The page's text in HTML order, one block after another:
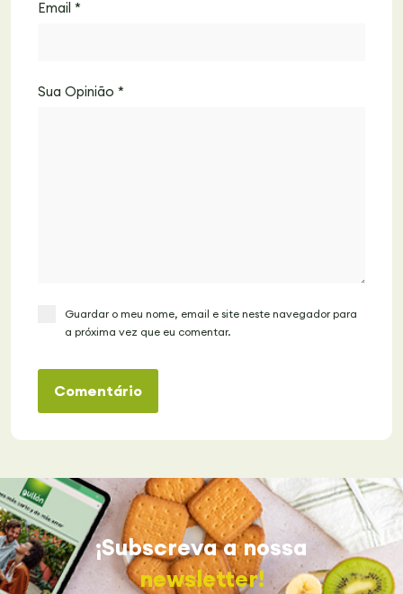
Email *
Sua Opinião *
Guardar o meu nome, email e site neste navegador para
a próxima vez que eu comentar.
Comentário
¡Subscreva a nossa
newsletter!